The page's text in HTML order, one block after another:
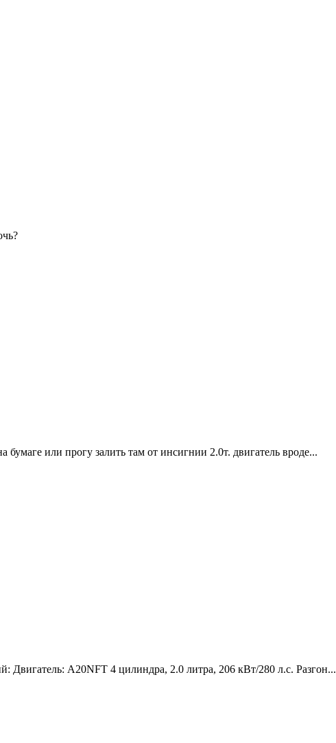
или прогу залить там от инсигнии 2.0т. двигатель вроде...
A20NFT 4 цилиндра, 2.0 литра, 206 кВт/280 л.с. Разгон...